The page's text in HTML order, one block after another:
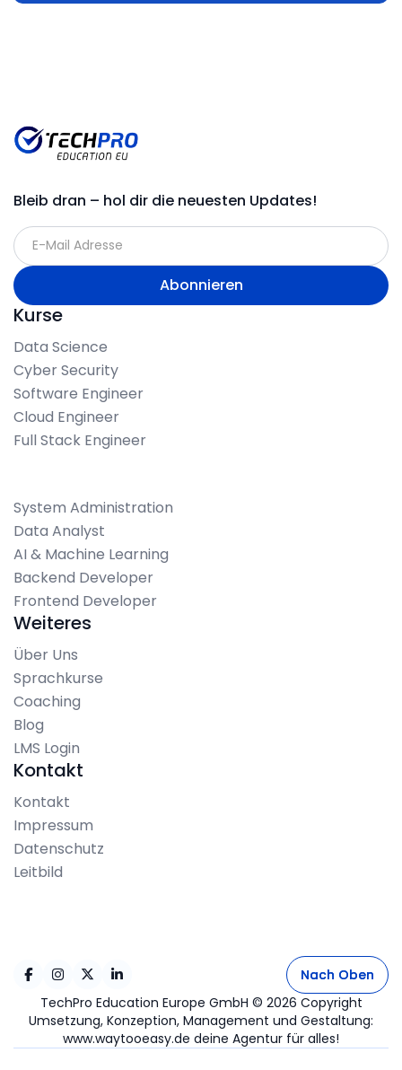
Bleib dran – hol dir die neuesten Updates!
Kurse
Data Science
Cyber Security
Software Engineer
Cloud Engineer
Full Stack Engineer
System Administration
Data Analyst
AI & Machine Learning
Backend Developer
Frontend Developer
Weiteres
Über Uns
Sprachkurse
Coaching
Blog
LMS Login
Kontakt
Kontakt
Impressum
Datenschutz
Leitbild
TechPro Education Europe GmbH © 2026 Copyright
Umsetzung, Konzeption, Management und Gestaltung:
www.waytooeasy.de deine Agentur für alles!
    Nach Oben
Nach Oben